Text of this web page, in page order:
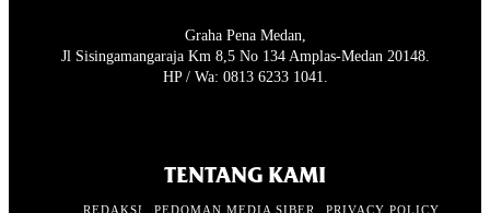
Graha Pena Medan,
Jl Sisingamangaraja Km 8,5 No 134 Amplas-Medan 20148.
HP / Wa: 0813 6233 1041.
TENTANG KAMI
REDAKSI PEDOMAN MEDIA SIBER
PRIVACY POLICY